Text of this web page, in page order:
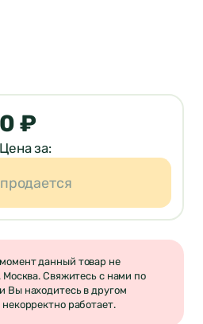
0 ₽
Цена за:
данный товар не
Москва. Свяжитесь с нами по
Вы находитесь в другом
некорректно работает.